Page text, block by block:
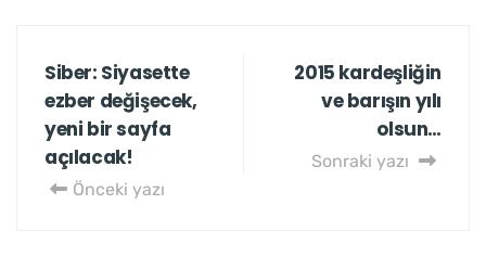
Siber: Siyasette
ezber değişecek,
yeni bir sayfa
açılacak!
Önceki yazı
2015 kardeşliğin
ve barışın yılı
olsun…
Sonraki yazı